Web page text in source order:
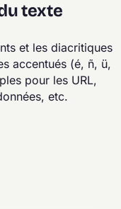
texte
et les diacritiques
accentués (é, ñ, ü,
pour les URL,
etc.